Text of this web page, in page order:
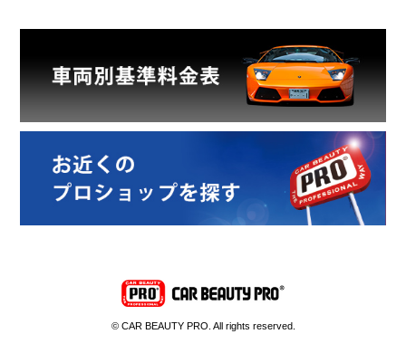
© CAR BEAUTY PRO. All rights reserved.